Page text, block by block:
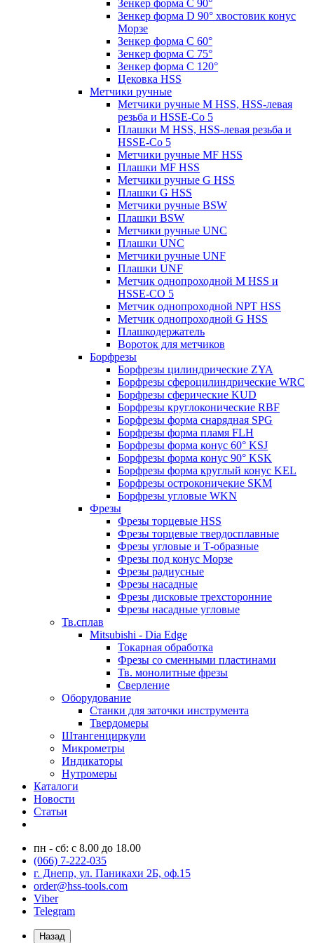
Зенкер форма С 90°
Зенкер форма D 90° хвостовик конус
Морзе
Зенкер форма С 60°
Зенкер форма С 75°
Зенкер форма С 120°
Цековка HSS
Метчики ручные
Метчики ручные M HSS, HSS-левая
резьба и HSSE-Co 5
Плашки M HSS, HSS-левая резьба и
HSSE-Co 5
Метчики ручные MF HSS
Плашки MF HSS
Метчики ручные G HSS
Плашки G HSS
Метчики ручные BSW
Плашки BSW
Метчики ручные UNC
Плашки UNC
Метчики ручные UNF
Плашки UNF
Метчик однопроходной M HSS и
HSSE-CO 5
Метчик однопроходной NPT HSS
Метчик однопроходной G HSS
Плашкодержатель
Вороток для метчиков
Борфрезы
Борфрезы цилиндрические ZYA
Борфрезы сфероцилиндрические WRC
Борфрезы сферические KUD
Борфрезы круглоконические RBF
Борфрезы форма снарядная SPG
Борфрезы форма пламя FLH
Борфрезы форма конус 60° KSJ
Борфрезы форма конус 90° KSK
Борфрезы форма круглый конус KEL
Борфрезы остроконичекие SKM
Борфрезы угловые WKN
Фрезы
Фрезы торцевые HSS
Фрезы торцевые твердосплавные
Фрезы угловые и Т-образные
Фрезы под конус Морзе
Фрезы радиусные
Фрезы насадные
Фрезы дисковые трехсторонние
Фрезы насадные угловые
Тв.сплав
Mitsubishi - Dia Edge
Токарная обработка
Фрезы со сменными пластинами
Тв. монолитные фрезы
Сверление
Оборудование
Станки для заточки инструмента
Твердомеры
Штангенциркули
Микрометры
Индикаторы
Нутромеры
Каталоги
Новости
Статьи
пн - сб: с 8.00 до 18.00
(066) 7-222-035
г. Днепр, ул. Паникахи 2Б, оф.15
order@hss-tools.com
Viber
Telegram
Назад